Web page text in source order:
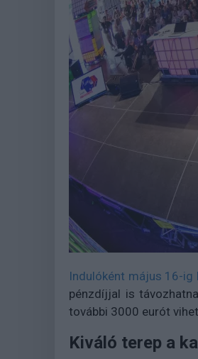
Indulóként május 16-
pénzdíjjal is
további 3000 eurót
Kiváló terep a